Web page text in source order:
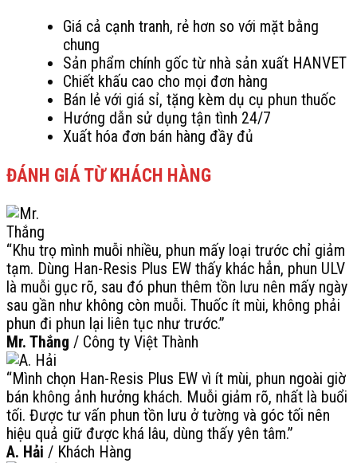
Giá cả cạnh tranh, rẻ hơn so với mặt bằng
chung
Sản phẩm chính gốc từ nhà sản xuất HANVET
Chiết khấu cao cho mọi đơn hàng
Bán lẻ với giá sỉ, tặng kèm dụ cụ phun thuốc
Hướng dẫn sử dụng tận tình 24/7
Xuất hóa đơn bán hàng đầy đủ
ĐÁNH GIÁ TỪ KHÁCH HÀNG
“Khu trọ mình muỗi nhiều, phun mấy loại trước chỉ giảm
tạm. Dùng Han-Resis Plus EW thấy khác hẳn, phun ULV
là muỗi gục rõ, sau đó phun thêm tồn lưu nên mấy ngày
sau gần như không còn muỗi. Thuốc ít mùi, không phải
phun đi phun lại liên tục như trước.”
Mr. Thắng / Công ty Việt Thành
“Mình chọn Han-Resis Plus EW vì ít mùi, phun ngoài giờ
bán không ảnh hưởng khách. Muỗi giảm rõ, nhất là buổi
tối. Được tư vấn phun tồn lưu ở tường và góc tối nên
hiệu quả giữ được khá lâu, dùng thấy yên tâm.”
A. Hải / Khách Hàng